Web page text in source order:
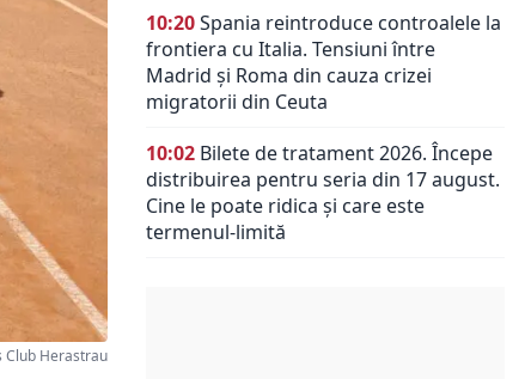
Club Herastrau
10:20Spania reintroduce controalele la
frontiera cu Italia. Tensiuni între
Madrid și Roma din cauza crizei
migratorii din Ceuta
10:02 Bilete de tratament 2026. Începe
distribuirea pentru seria din 17 august.
Cine le poate ridica și care este
termenul-limită